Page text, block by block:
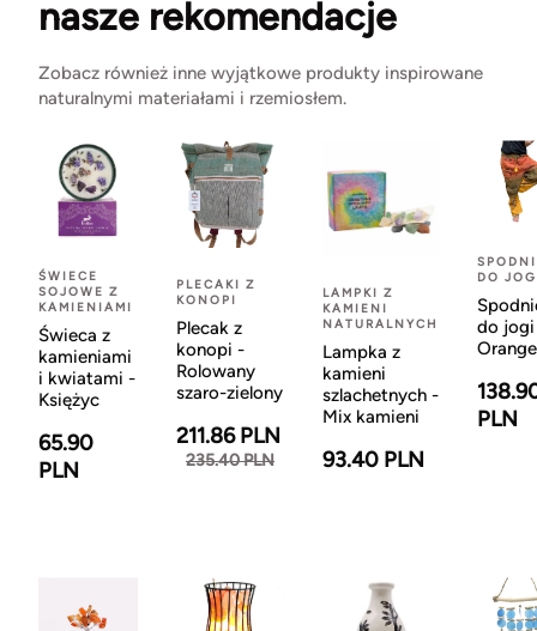
nasze rekomendacje
Zobacz również inne wyjątkowe produkty inspirowane
naturalnymi materiałami i rzemiosłem.
ŚWIECE
SOJOWE Z
KAMIENIAMI
Świeca z
kamieniami
i kwiatami -
Księżyc
65.90
PLN
PLECAKI Z
KONOPI
Plecak z
konopi -
Rolowany
szaro-zielony
211.86 PLN
235.40 PLN
LAMPKI Z
KAMIENI
NATURALNYCH
Lampka z
kamieni
szlachetnych -
Mix kamieni
93.40 PLN
DO
do
Orange
PLN